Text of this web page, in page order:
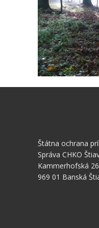
Štátna ochrana
Správa CHKO
Kammerhofská 26
969 01 Banská